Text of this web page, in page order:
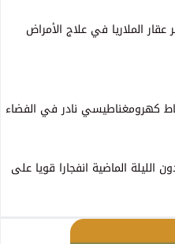
عقار الملاريا في علاج الأمراض
كهرومغناطيسي نادر في الفضاء
الليلة الماضية انفجارا قويا على